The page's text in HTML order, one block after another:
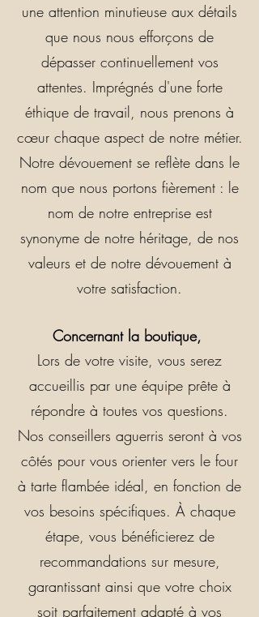
une attention minutieuse aux détails
que nous nous efforçons de
dépasser continuellement vos
attentes. Imprégnés d'une forte
éthique de travail, nous prenons à
cœur chaque aspect de notre métier.
Notre dévouement se reflète dans le
nom que nous portons fièrement : le
nom de notre entreprise est
synonyme de notre héritage, de nos
valeurs et de notre dévouement à
votre satisfaction.
Concernant la boutique,
Lors de votre visite, vous serez
accueillis par une équipe prête à
répondre à toutes vos questions.
Nos conseillers aguerris seront à vos
côtés pour vous orienter vers le four
à tarte flambée idéal, en fonction de
vos besoins spécifiques. À chaque
étape, vous bénéficierez de
recommandations sur mesure,
garantissant ainsi que votre choix
soit parfaitement adapté à vos